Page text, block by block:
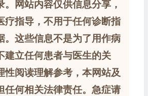
。网站内容仅供信息分享，
疗指导，不用于任何诊断指
。这些信息不是为了用作病
建立任何患者与医生的关
性阅读理解参考，本网站及
任何相关法律责任。急症请